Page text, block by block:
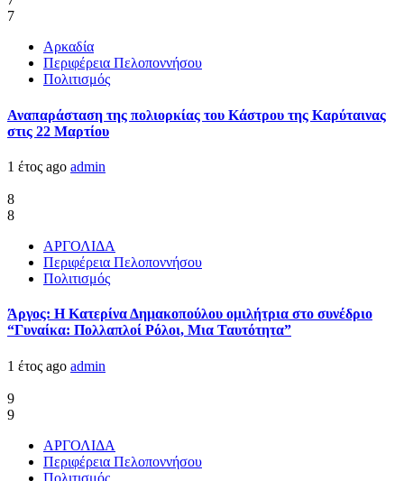
7
Αρκαδία
Περιφέρεια Πελοποννήσου
Πολιτισμός
Αναπαράσταση της πολιορκίας του Κάστρου της Καρύταινας
στις 22 Μαρτίου
1 έτος ago admin
8
8
ΑΡΓΟΛΙΔΑ
Περιφέρεια Πελοποννήσου
Πολιτισμός
Άργος: Η Κατερίνα Δημακοπούλου ομιλήτρια στο συνέδριο
“Γυναίκα: Πολλαπλοί Ρόλοι, Μια Ταυτότητα”
1 έτος ago admin
9
9
ΑΡΓΟΛΙΔΑ
Περιφέρεια Πελοποννήσου
Πολιτισμός